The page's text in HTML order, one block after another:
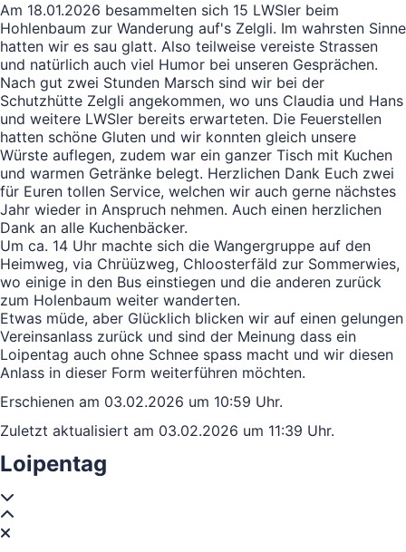
Am 18.01.2026 besammelten sich 15 LWSler beim
Hohlenbaum zur Wanderung auf's Zelgli. Im wahrsten Sinne
hatten wir es sau glatt. Also teilweise vereiste Strassen
und natürlich auch viel Humor bei unseren Gesprächen.
Nach gut zwei Stunden Marsch sind wir bei der
Schutzhütte Zelgli angekommen, wo uns Claudia und Hans
und weitere LWSler bereits erwarteten. Die Feuerstellen
hatten schöne Gluten und wir konnten gleich unsere
Würste auflegen, zudem war ein ganzer Tisch mit Kuchen
und warmen Getränke belegt. Herzlichen Dank Euch zwei
für Euren tollen Service, welchen wir auch gerne nächstes
Jahr wieder in Anspruch nehmen. Auch einen herzlichen
Dank an alle Kuchenbäcker.
Um ca. 14 Uhr machte sich die Wangergruppe auf den
Heimweg, via Chrüüzweg, Chloosterfäld zur Sommerwies,
wo einige in den Bus einstiegen und die anderen zurück
zum Holenbaum weiter wanderten.
Etwas müde, aber Glücklich blicken wir auf einen gelungen
Vereinsanlass zurück und sind der Meinung dass ein
Loipentag auch ohne Schnee spass macht und wir diesen
Anlass in dieser Form weiterführen möchten.
Erschienen am 03.02.2026 um 10:59 Uhr.
Zuletzt aktualisiert am 03.02.2026 um 11:39 Uhr.
Loipentag